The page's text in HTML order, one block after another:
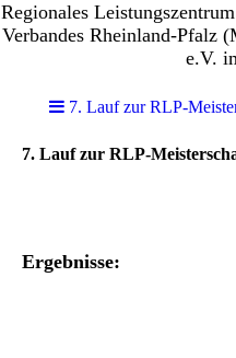
Regionales
Verbandes Rheinland-Pfalz
e.V.
7. Lauf zur RLP-
7. Lauf zur RLP-
Ergebnisse: